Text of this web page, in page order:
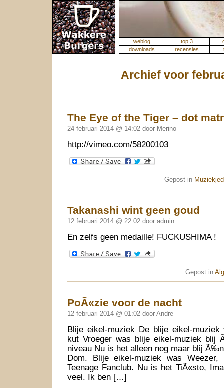
weblog top 3
downloads
recensies
Archief voor
The Eye of the Tiger – dot
24 februari 2014 @ 14:02 door Merino
http://vimeo.com/58200103
Gepost in
Takanashi wint geen goud
12 februari 2014 @ 22:02 door admin
En zelfs geen medaille! FUCKUSHIMA !
Gepost in
PoÃ«zie voor de nacht
12 februari 2014 @ 01:02 door Andre
Blije eikel-muziek De blije eikel-
kut Vroeger was blije eikel-muziek blij
niveau Nu is het alleen nog maar blij
Dom. Blije eikel-muziek was
Teenage Fanclub. Nu is het TiÃ«sto,
veel. Ik ben […]